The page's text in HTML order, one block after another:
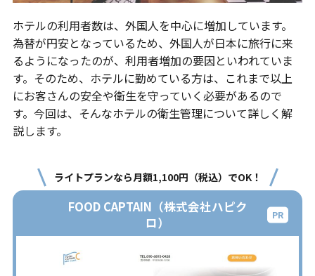
ホテルの利用者数は、外国人を中心に増加しています。
為替が円安となっているため、外国人が日本に旅行に来
るようになったのが、利用者増加の要因といわれていま
す。そのため、ホテルに勤めている方は、これまで以上
にお客さんの安全や衛生を守っていく必要があるので
す。今回は、そんなホテルの衛生管理について詳しく解
説します。
ライトプランなら月額1,100円（税込）でOK！
FOOD CAPTAIN（株式会社ハピク
ロ）